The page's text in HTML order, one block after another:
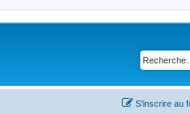
S’inscrire au